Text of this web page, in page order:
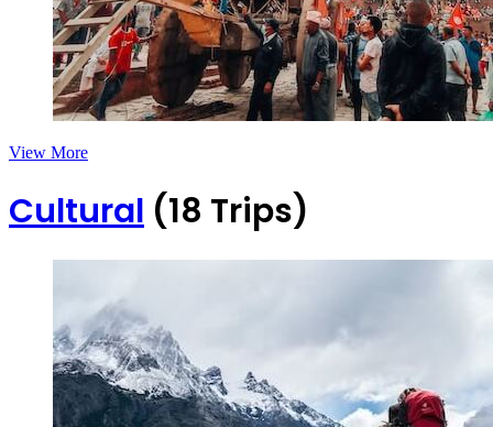
View More
Cultural (18 Trips)